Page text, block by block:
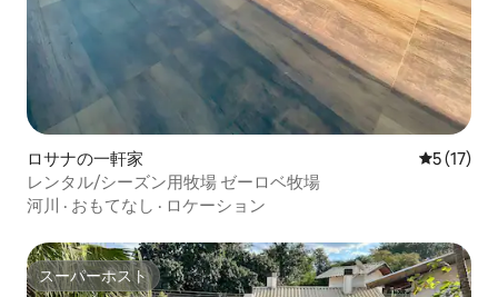
ロサナの一軒家 レビュー
5 (17)
レンタル/シーズン用牧場 ゼーロベ牧場
河川 · おもてなし · ロケーション
スーパーホスト
スーパーホスト